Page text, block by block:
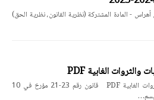
- المادة المشتركة (نظرية القانون، نظرية الحق)
قانون رقم 23-21 يتعلق بالغابات والثروات الغابية PDF قانون رقم 23-21 مؤرخ في 10